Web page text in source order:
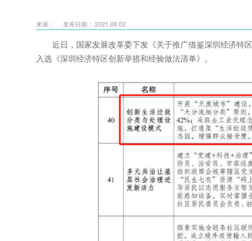
来源： 发布日期： 2021.08.02
近日，国家发展改革委下发《关于推广借鉴深圳经济特
入选《深圳经济特区创新举措和经验做法清单》。